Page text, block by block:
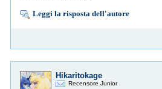
Leggi la risposta dell'autore
Hikaritokage
Recensore Junior